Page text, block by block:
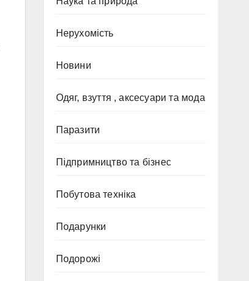
Нерухомість
Новини
Одяг, взуття , аксесуари та мода
Паразити
Підпримництво та бізнес
Побутова техніка
Подарунки
Подорожі